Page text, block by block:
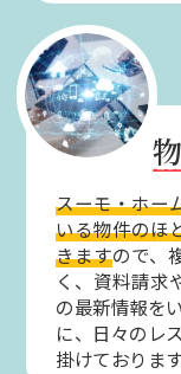
スーモ・ホー
いる物件のほ
きますので、
く、資料請求
の最新情報を
に、日々のレ
掛けております